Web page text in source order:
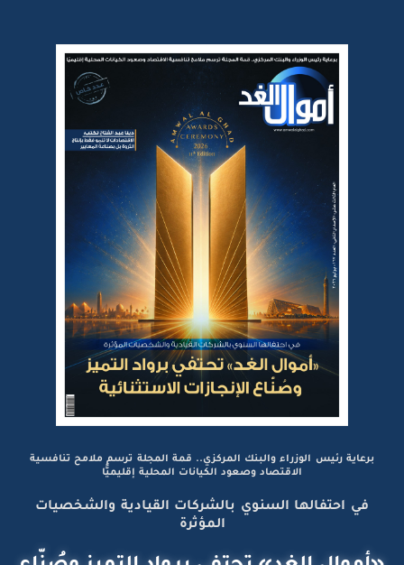
برعاية رئيس الوزراء والبنك المركزي.. قمة المجلة ترسم ملامح تنافسية
الاقتصاد وصعود الكيانات المحلية إقليميًّا
في احتفالها السنوي بالشركات القيادية والشخصيات
المؤثرة